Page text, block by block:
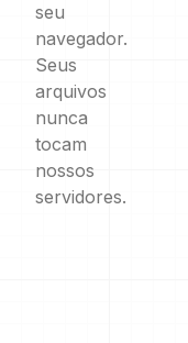
seu
navegador.
Seus
arquivos
nunca
tocam
nossos
servidores.